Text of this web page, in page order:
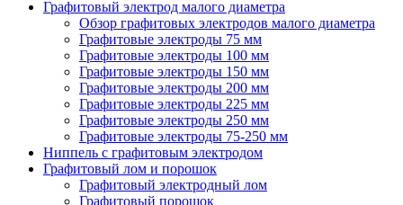
Графитовый электрод малого диаметра
Обзор графитовых электродов малого диаметра
Графитовые электроды 75 мм
Графитовые электроды 100 мм
Графитовые электроды 150 мм
Графитовые электроды 200 мм
Графитовые электроды 225 мм
Графитовые электроды 250 мм
Графитовые электроды 75-250 мм
Ниппель с графитовым электродом
Графитовый лом и порошок
Графитовый электродный лом
Графитовый порошок